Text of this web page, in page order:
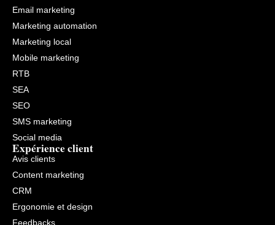
Email marketing
Marketing automation
Marketing local
Mobile marketing
RTB
SEA
SEO
SMS marketing
Social media
Expérience client
Avis clients
Content marketing
CRM
Ergonomie et design
Feedbacks